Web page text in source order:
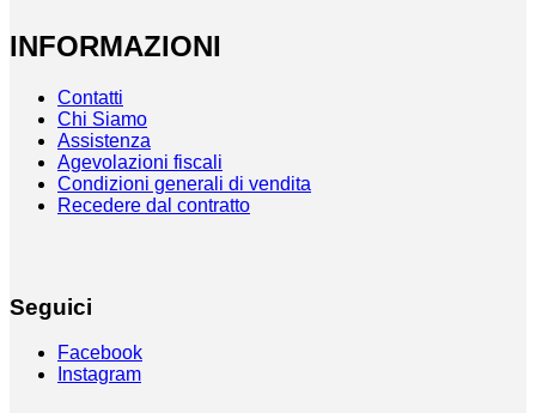
INFORMAZIONI
Contatti
Chi Siamo
Assistenza
Agevolazioni fiscali
Condizioni generali di vendita
Recedere dal contratto
Seguici
Facebook
Instagram